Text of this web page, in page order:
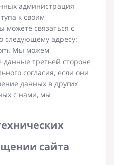
администрация
к своим
связаться с
следующему адресу:
Мы можем
третьей стороне
согласия, если они
данных в других
с нами, мы
сайта